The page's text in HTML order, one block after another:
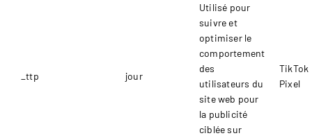
_ttp jour
Utilisé pour
suivre et
optimiser le
comportement
des
utilisateurs du
site web pour
la publicité
ciblée sur
TikTok
Pixel